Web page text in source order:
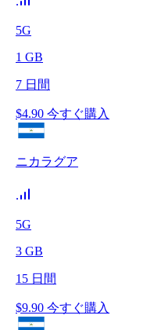
5G
1 GB
7 日間
$4.90 今すぐ購入
ニカラグア
5G
3 GB
15 日間
$9.90 今すぐ購入